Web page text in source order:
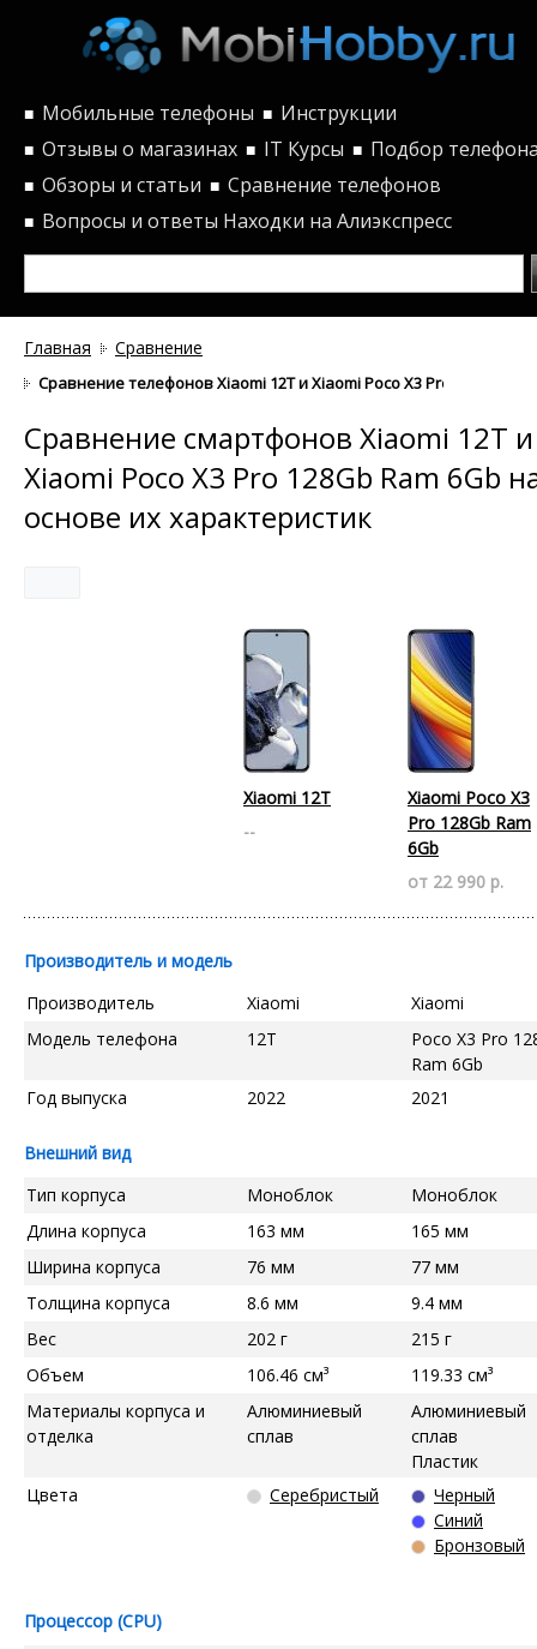
■ Мобильные телефоны ■ Инструкции
■ Отзывы о магазинах ■ IT Курсы ■ Подбор
■ Обзоры и статьи ■ Сравнение телефонов
■ Вопросы и ответы Находки на Алиэкспресс
Главная Сравнение
Сравнение телефонов Xiaomi 12T и Xiaomi Poco X3 Pro 128Gb
Сравнение смартфонов Xiaomi 12T и
Xiaomi Poco X3 Pro 128Gb Ram 6Gb
основе их характеристик
Xiaomi 12T
--
Xiaomi Poco X3
Pro 128Gb Ram
6Gb
от 22 990 р.
Производитель и модель
Производитель
Xiaomi
Xiaomi
Модель телефона
12T
Poco X3 Pro
Ram 6Gb
Год выпуска
2022 2021
Внешний вид
Тип корпуса
Моноблок
Моноблок
Длина корпуса
163 мм
165 мм
Ширина корпуса
76 мм
77 мм
Толщина корпуса
8.6 мм
9.4 мм
Вес
202 г
215 г
Объем
106.46 см³
119.33 см³
Материалы корпуса и
отделка
Алюминиевый
сплав
Алюминиевый
сплав
Пластик
Цвета
Серебристый
Черный
Синий
Бронзовый
Процессор (CPU)